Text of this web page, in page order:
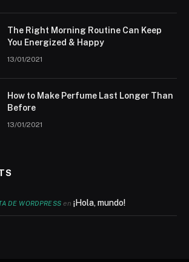
The Right Morning Routine Can Keep
You Energized & Happy
13/01/2021
How to Make Perfume Last Longer Than
Before
13/01/2021
DE WORDPRESS en¡Hola, mundo!